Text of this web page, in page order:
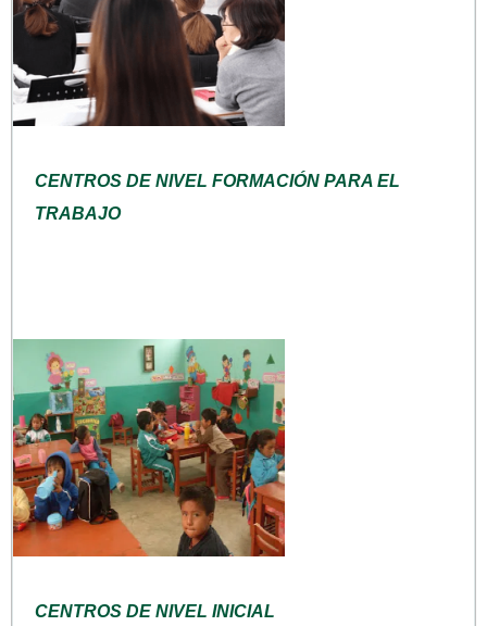
CENTROS DE NIVEL FORMACIÓN PARA EL
TRABAJO
CENTROS DE NIVEL INICIAL